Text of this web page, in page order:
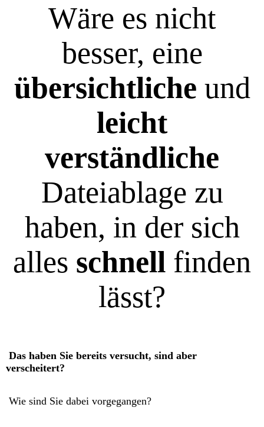
Wäre es nicht
besser, eine
übersichtliche und
leicht
verständliche
Dateiablage zu
haben, in der sich
alles schnell finden
lässt?
Das haben Sie bereits versucht, sind aber
verscheitert?
Wie sind Sie dabei vorgegangen?